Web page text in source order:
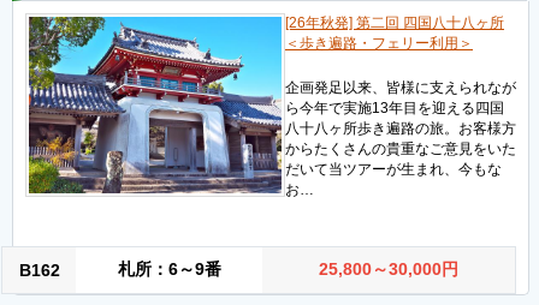
[26年秋発] 第二回 四国八十八ヶ所
＜歩き遍路・フェリー利用＞
企画発足以来、皆様に支えられなが
ら今年で実施13年目を迎える四国
八十八ヶ所歩き遍路の旅。お客様方
からたくさんの貴重なご意見をいた
だいて当ツアーが生まれ、今もな
お…
B162 札所：6～9番 25,800～30,000円